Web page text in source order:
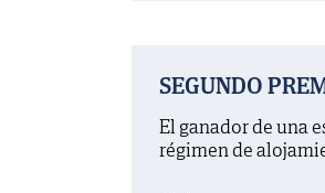
SEGUNDO
El ganador de una
régimen de